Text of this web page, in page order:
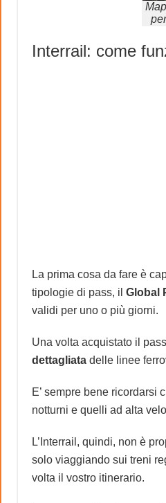
Interrail: come
La prima cosa da fare è
tipologie di pass, il Global
validi per uno o più giorni.
Una volta acquistato il
dettagliatadelle linee
E’ sempre bene ricordarsi
notturni e quelli ad alta
L’Interrail, quindi, non è
solo viaggiando sui treni
volta il vostro itinerario.